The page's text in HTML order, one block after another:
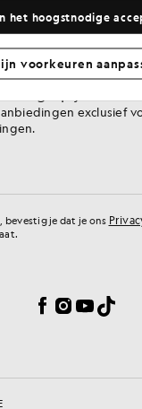
exclusief
bevestig je dat je ons
Facebook
Instagram
YouTube
TikTok
het hoogstnodige
voorkeuren